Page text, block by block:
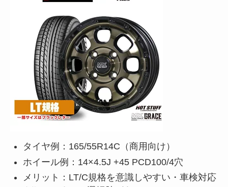
タイヤ例：165/55R14C（商用向け）
ホイール例：14×4.5J +45 PCD100/4穴
メリット：LT/C規格を意識しやすい・車検対応